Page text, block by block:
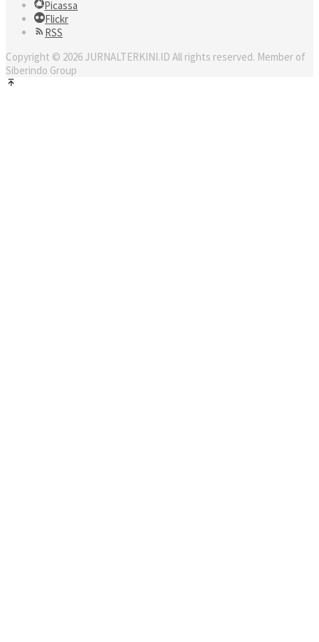
Picassa
Flickr
RSS
Copyright © 2026 JURNALTERKINI.ID All rights reserved. Member of
Siberindo Group